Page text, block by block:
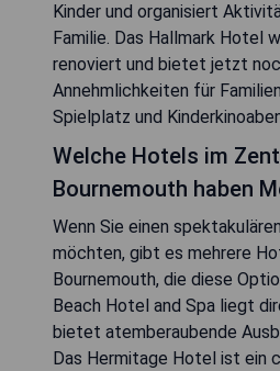
Kinder und organisiert
Familie. Das Hallmark Hotel
renoviert und bietet jetzt
Annehmlichkeiten für
Spielplatz und
Welche Hotels im
Bournemouth haben
Wenn Sie einen
möchten, gibt es mehrere
Bournemouth, die diese
Beach Hotel and Spa liegt
bietet atemberaubende
Das Hermitage Hotel ist ein